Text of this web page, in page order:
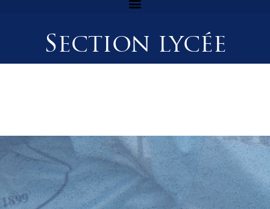
Section lycée